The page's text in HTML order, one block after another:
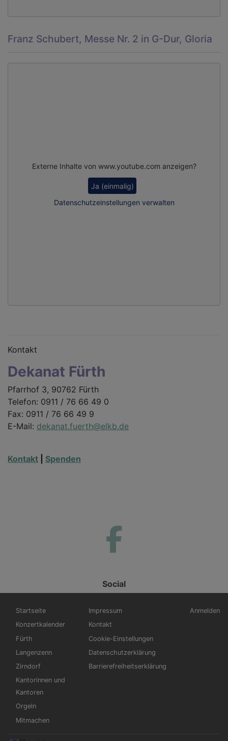
Franz Schubert, Messe Nr. 2 in G-Dur, Gloria
Externe Inhalte von www.youtube.com anzeigen?
Ja (einmalig)
Datenschutzeinstellungen verwalten
Kontakt
Dekanat Fürth
Pfarrhof 3, 90762 Fürth
Telefon: 0911 / 76 66 49 0
Fax: 0911 / 76 66 49 9
E-Mail: dekanat.fuerth@elkb.de
Kontakt Spenden
Social
Hauptnavigation
Startseite
Konzertkalender
Fürth
Langenzenn
Zirndorf
Kantorinnen und
Kantoren
Orgeln
Mitmachen
Fußbereichsmenü
Impressum
Kontakt
Cookie-Einstellungen
Datenschutzerklärung
Barrierefreiheitserklärung
Anmelden